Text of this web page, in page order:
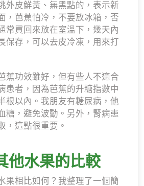
外皮鮮黃、無黑點的，表示新
，芭蕉怕冷，不要放冰箱，否
常買回來放在室溫下，幾天內
保存，可以去皮冷凍，用來打
蕉功效雖好，但有些人不適合
患者，因為芭蕉的升糖指數中
根以內。我朋友有糖尿病，他
糖，避免波動。另外，腎病患
，這點很重要。
他水果的比較
果相比如何？我整理了一個簡